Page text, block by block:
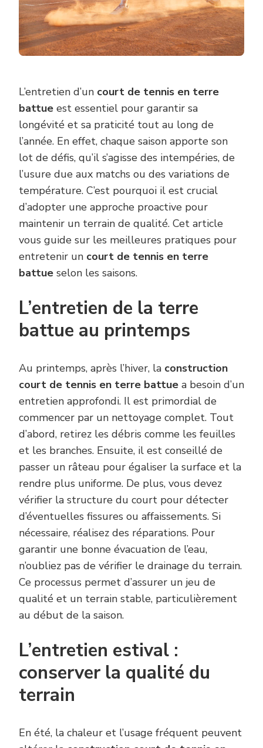
FIL
DES
SAISONS
?
L’entretien d’un court de tennis en terre
battue est essentiel pour garantir sa
longévité et sa praticité tout au long de
l’année. En effet, chaque saison apporte son
lot de défis, qu’il s’agisse des intempéries, de
l’usure due aux matchs ou des variations de
température. C’est pourquoi il est crucial
d’adopter une approche proactive pour
maintenir un terrain de qualité. Cet article
vous guide sur les meilleures pratiques pour
entretenir un court de tennis en terre
battue selon les saisons.
L’entretien de la terre
battue au printemps
Au printemps, après l’hiver, la construction
court de tennis en terre battue a besoin d’un
entretien approfondi. Il est primordial de
commencer par un nettoyage complet. Tout
d’abord, retirez les débris comme les feuilles
et les branches. Ensuite, il est conseillé de
passer un râteau pour égaliser la surface et la
rendre plus uniforme. De plus, vous devez
vérifier la structure du court pour détecter
d’éventuelles fissures ou affaissements. Si
nécessaire, réalisez des réparations. Pour
garantir une bonne évacuation de l’eau,
n’oubliez pas de vérifier le drainage du terrain.
Ce processus permet d’assurer un jeu de
qualité et un terrain stable, particulièrement
au début de la saison.
L’entretien estival :
conserver la qualité du
terrain
En été, la chaleur et l’usage fréquent peuvent